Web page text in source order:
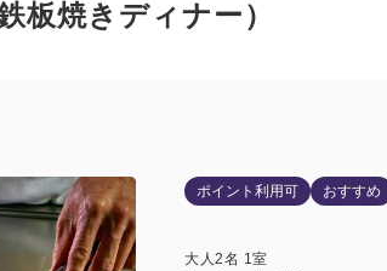
板焼きディナー）
ポイント利用可 おすすめ
大人2名 1室